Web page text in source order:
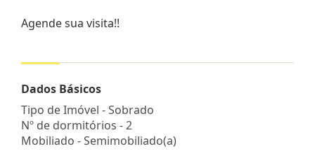
Agende sua visita!!
Dados Básicos
Tipo de Imóvel - Sobrado
Nº de dormitórios - 2
Mobiliado - Semimobiliado(a)